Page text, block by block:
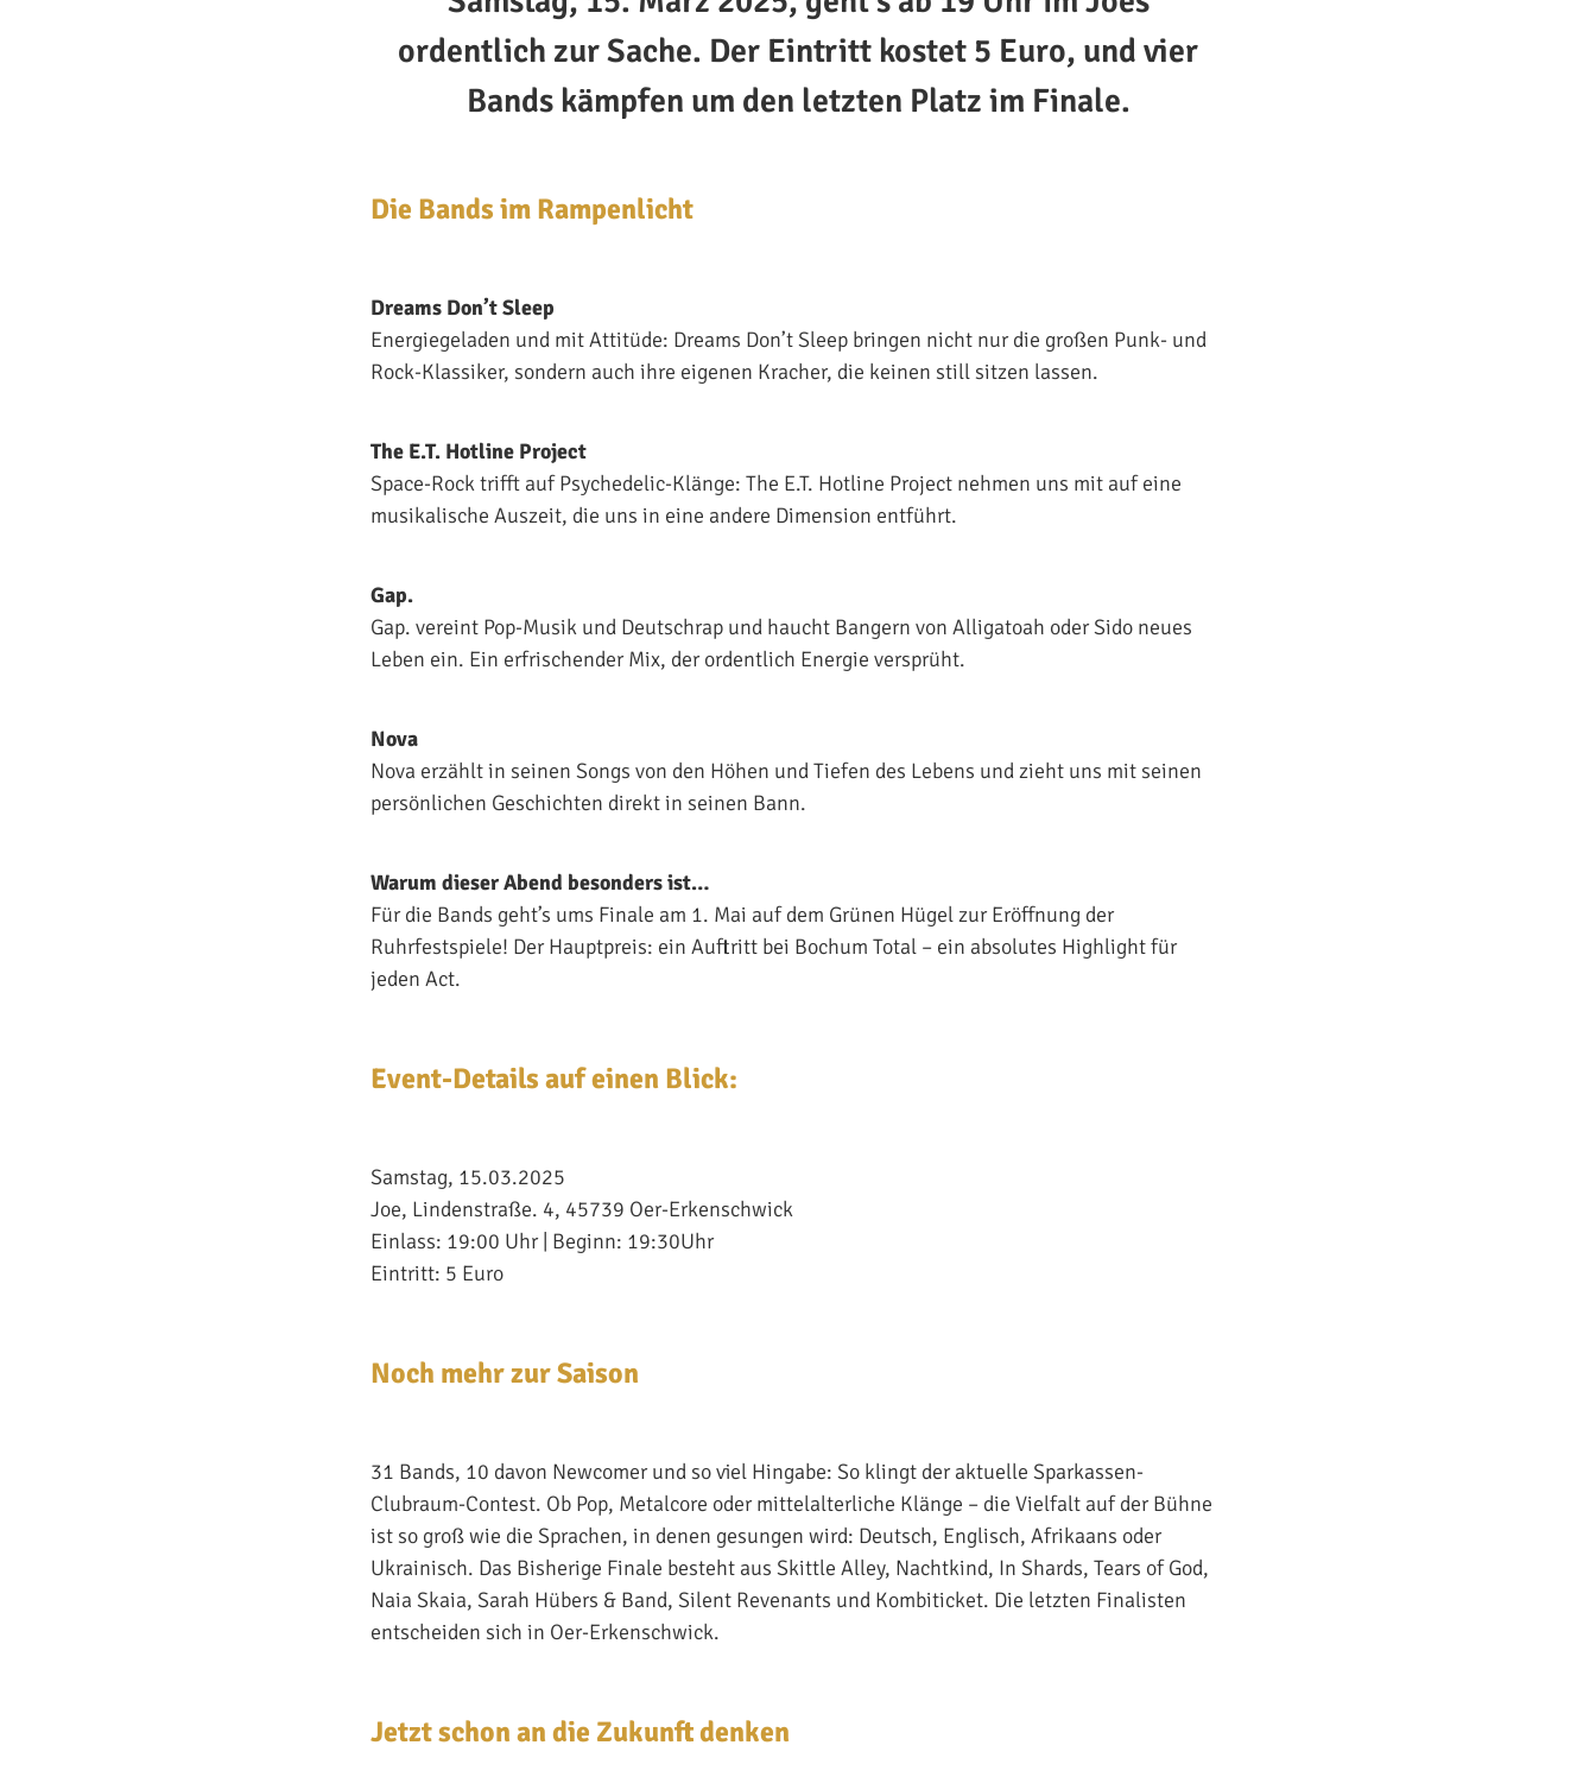
ordentlich zur Sache. Der Eintritt kostet 5 Euro, und vier
Bands kämpfen um den letzten Platz im Finale.
Die Bands im Rampenlicht
Dreams Don’t Sleep
Energiegeladen und mit Attitüde: Dreams Don’t Sleep bringen nicht nur die großen Punk- und
Rock-Klassiker, sondern auch ihre eigenen Kracher, die keinen still sitzen lassen.
The E.T. Hotline Project
Space-Rock trifft auf Psychedelic-Klänge: The E.T. Hotline Project nehmen uns mit auf eine
musikalische Auszeit, die uns in eine andere Dimension entführt.
Gap.
Gap. vereint Pop-Musik und Deutschrap und haucht Bangern von Alligatoah oder Sido neues
Leben ein. Ein erfrischender Mix, der ordentlich Energie versprüht.
Nova
Nova erzählt in seinen Songs von den Höhen und Tiefen des Lebens und zieht uns mit seinen
persönlichen Geschichten direkt in seinen Bann.
Warum dieser Abend besonders ist…
Für die Bands geht’s ums Finale am 1. Mai auf dem Grünen Hügel zur Eröffnung der
Ruhrfestspiele! Der Hauptpreis: ein Auftritt bei Bochum Total – ein absolutes Highlight für
jeden Act.
Event-Details auf einen Blick:
Samstag, 15.03.2025
Joe, Lindenstraße. 4, 45739 Oer-Erkenschwick
Einlass: 19:00 Uhr | Beginn: 19:30Uhr
Eintritt: 5 Euro
Noch mehr zur Saison
31 Bands, 10 davon Newcomer und so viel Hingabe: So klingt der aktuelle Sparkassen-
Clubraum-Contest. Ob Pop, Metalcore oder mittelalterliche Klänge – die Vielfalt auf der Bühne
ist so groß wie die Sprachen, in denen gesungen wird: Deutsch, Englisch, Afrikaans oder
Ukrainisch. Das Bisherige Finale besteht aus Skittle Alley, Nachtkind, In Shards, Tears of God,
Naia Skaia, Sarah Hübers & Band, Silent Revenants und Kombiticket. Die letzten Finalisten
entscheiden sich in Oer-Erkenschwick.
Jetzt schon an die Zukunft denken